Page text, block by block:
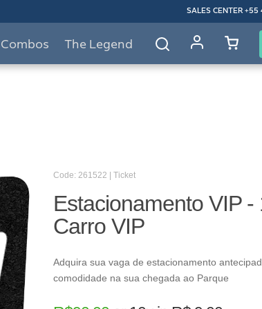
SALES CENTER +55
Combos The Legend
Code: 261522 | Ticket
Estacionamento VIP -
Carro VIP
Adquira sua vaga de estacionamento
comodidade na sua chegada ao Parque